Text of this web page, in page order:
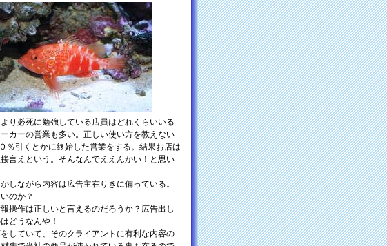
り必死に勉強している店員はどれくらいいる
カーの営業も多い。正しい使い方を教えない
％引くとかに終始した営業をする。結果お店は
言えという。そんなんでええんかい！と思い
しながら内容は広告主在りきに偏っている。
のか？
操作は正しいと言えるのだろうか？広告出し
どうなんや！
していて、そのクライアントに有利な内容の